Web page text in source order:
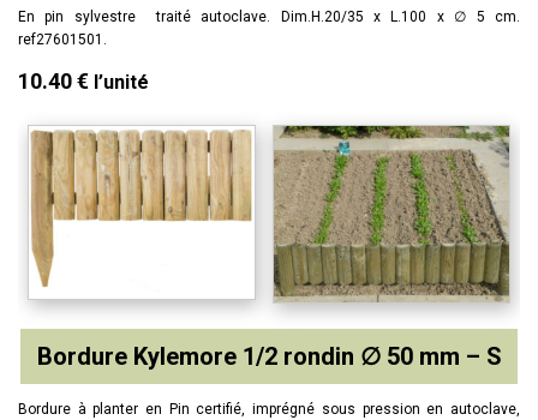
En pin sylvestre traité autoclave. Dim.H.20/35 x L.100 x ∅ 5 cm.
ref27601501.
10.40 € l’unité
Bordure Kylemore 1/2 rondin ∅ 50 mm – S
Bordure à planter en Pin certifié, imprégné sous pression en autoclave,